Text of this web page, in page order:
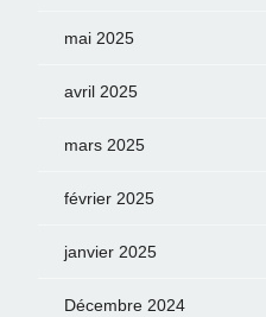
mai 2025
avril 2025
mars 2025
février 2025
janvier 2025
Décembre 2024